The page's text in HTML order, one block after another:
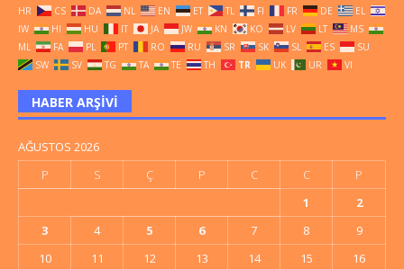
HR
CS DA NL EN ET TL FI FR DE
EL
IW
HI HU IT JA JW KN KO LV LT
MS
ML
FA PL PT RO RU SR SK SL ES
SU
SW
SV TG TA TE TH TR UK UR VI
HABER ARŞIVI
AĞUSTOS 2026
P
S Ç P C C
P
1
2
3
4 5 6 7 8
9
10
11 12 13 14 15 16